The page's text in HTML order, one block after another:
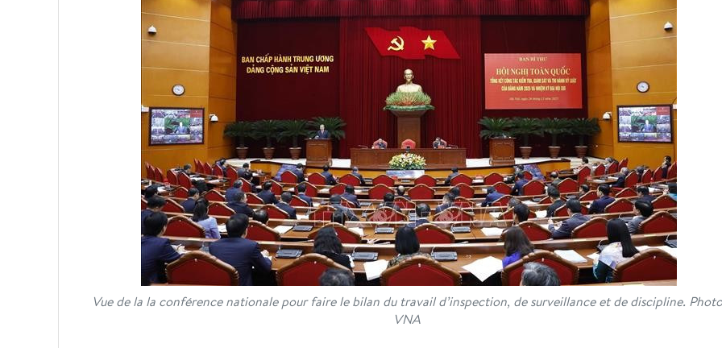
Vue de la la conférence nationale pour faire le bilan du travail d’inspection, de surveillance et de discipline.
VNA